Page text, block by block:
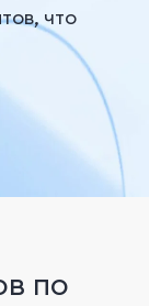
что
по